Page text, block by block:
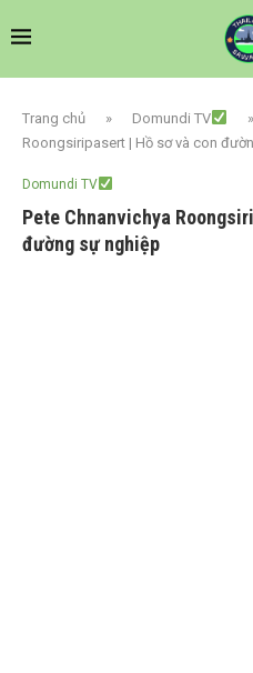
Trang chủ » Domundi TV »
Roongsiripasert | Hồ sơ và con
Domundi TV
Pete Chnanvichya
đường sự nghiệp